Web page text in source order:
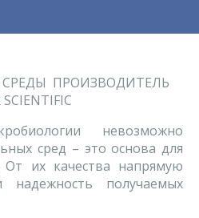
ПРОИЗВОДИТЕЛЬ
невозможно
сред – это основа для
От их качества напрямую
надежность получаемых